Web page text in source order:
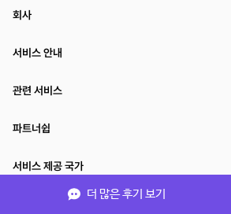
더 많은 후기 보기
회사
서비스 안내
관련 서비스
파트너쉽
서비스 제공 국가